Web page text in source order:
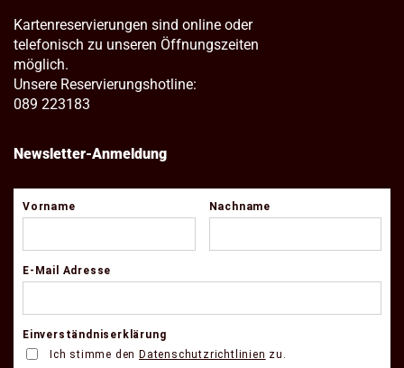
Kartenreservierungen sind online oder
telefonisch zu unseren Öffnungszeiten
möglich.
Unsere Reservierungshotline:
089 223183
Newsletter-Anmeldung